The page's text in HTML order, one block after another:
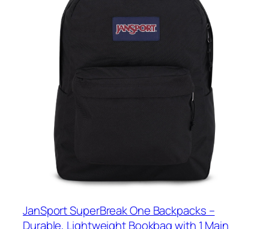
JanSport SuperBreak One Backpacks –
Durable, Lightweight Bookbag with 1 Main